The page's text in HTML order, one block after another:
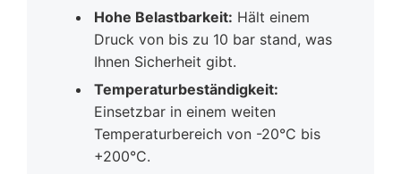
Hohe Belastbarkeit: Hält einem
Druck von bis zu 10 bar stand, was
Ihnen Sicherheit gibt.
Temperaturbeständigkeit:
Einsetzbar in einem weiten
Temperaturbereich von -20°C bis
+200°C.